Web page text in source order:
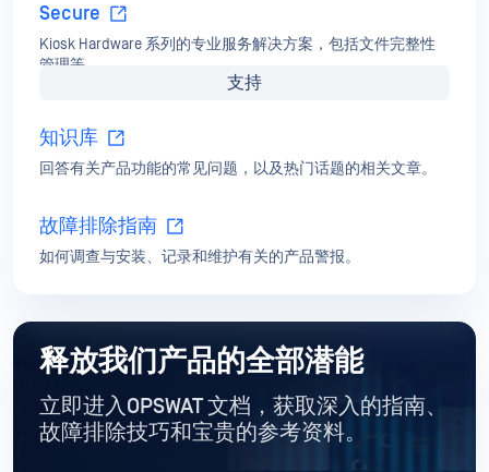
Secure
Kiosk Hardware 系列的专业服务解决方案，包括文件完整性
管理等。
支持
知识库
回答有关产品功能的常见问题，以及热门话题的相关文章。
故障排除指南
如何调查与安装、记录和维护有关的产品警报。
释放我们产品的全部潜能
立即进入OPSWAT 文档，获取深入的指南、
故障排除技巧和宝贵的参考资料。